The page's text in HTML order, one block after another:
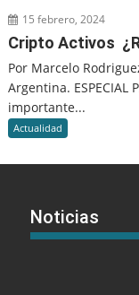
15 febrero, 2024
Cripto Activos
Por Marcelo
Argentina. ESPECIAL
importante...
Actualidad
Noticias